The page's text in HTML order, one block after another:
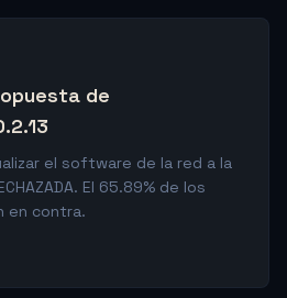
de
el software de la red a la
El 65.89% de los
en contra.